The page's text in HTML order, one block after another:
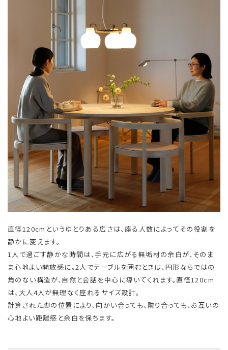
直径120cmというゆとりある広さは、座る人数によってその役割を
静かに変えます。
1人で過ごす静かな時間は、手元に広がる無垢材の余白が、そのま
ま心地よい開放感に。2人でテーブルを囲むときは、円形ならではの
角のない構造が、自然と会話を中心に導いてくれます。直径120cm
は、大人4人が無理なく座れるサイズ設計。
計算された脚の位置により、向かい合っても、隣り合っても、お互いの
心地よい距離感と余白を保ちます。